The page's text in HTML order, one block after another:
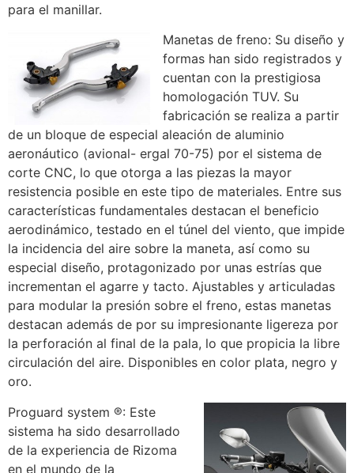
para el manillar.
Manetas de freno: Su diseño y
formas han sido registrados y
cuentan con la prestigiosa
homologación TUV. Su
fabricación se realiza a partir
de un bloque de especial aleación de aluminio
aeronáutico (avional- ergal 70-75) por el sistema de
corte CNC, lo que otorga a las piezas la mayor
resistencia posible en este tipo de materiales. Entre sus
características fundamentales destacan el beneficio
aerodinámico, testado en el túnel del viento, que impide
la incidencia del aire sobre la maneta, así como su
especial diseño, protagonizado por unas estrías que
incrementan el agarre y tacto. Ajustables y articuladas
para modular la presión sobre el freno, estas manetas
destacan además de por su impresionante ligereza por
la perforación al final de la pala, lo que propicia la libre
circulación del aire. Disponibles en color plata, negro y
oro.
Proguard system ®: Este
sistema ha sido desarrollado
de la experiencia de Rizoma
en el mundo de la